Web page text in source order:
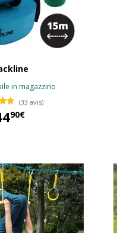
in magazzino
(33 avis)
90€